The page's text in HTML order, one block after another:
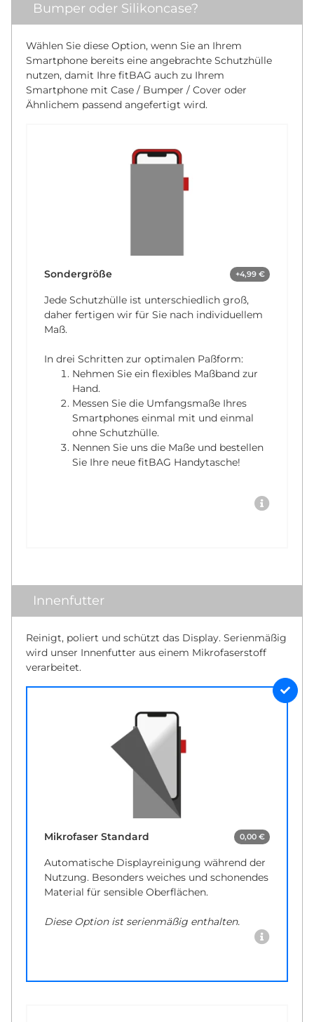
Bumper oder Silikoncase?
Wählen Sie diese Option, wenn Sie an Ihrem
Smartphone bereits eine angebrachte Schutzhülle
nutzen, damit Ihre fitBAG auch zu Ihrem
Smartphone mit Case / Bumper / Cover oder
Ähnlichem passend angefertigt wird.
Sondergröße +4,99 €
Jede Schutzhülle ist unterschiedlich groß,
daher fertigen wir für Sie nach individuellem
Maß.
In drei Schritten zur optimalen Paßform:
Nehmen Sie ein flexibles Maßband zur
Hand.
Messen Sie die Umfangsmaße Ihres
Smartphones einmal mit und einmal
ohne Schutzhülle.
Nennen Sie uns die Maße und bestellen
Sie Ihre neue fitBAG Handytasche!
Innenfutter
Reinigt, poliert und schützt das Display. Serienmäßig
wird unser Innenfutter aus einem Mikrofaserstoff
verarbeitet.
Mikrofaser Standard 0,00 €
Automatische Displayreinigung während der
Nutzung. Besonders weiches und schonendes
Material für sensible Oberflächen.
Diese Option ist serienmäßig enthalten.